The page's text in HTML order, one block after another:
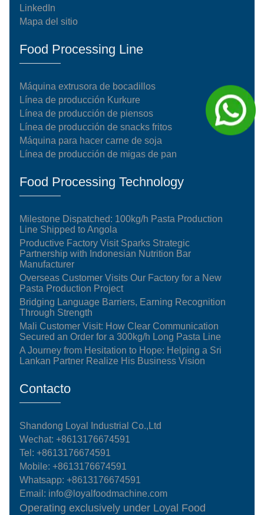
LinkedIn
Mapa del sitio
Food Processing Line
Máquina extrusora de bocadillos
Línea de producción Kurkure
Línea de producción de piensos
Línea de producción de snacks fritos
Máquina para hacer carne de soja
Línea de producción de migas de pan
Food Processing Technology
Milestone Dispatched: 100kg/h Pasta Production
Line Shipped to Angola
Productive Factory Visit Sparks Strategic
Partnership with Indonesian Nutrition Bar
Manufacturer
Overseas Customer Visits Our Factory for a New
Pasta Production Project
Bridging Language Barriers, Earning Recognition
Through Strength
Mali Customer Visit: How Clear Communication
Secured an Order for a 300kg/h Long Pasta Line
A Journey from Hesitation to Hope: Helping a Sri
Lankan Partner Realize His Business Vision
Contacto
Shandong Loyal Industrial Co.,Ltd
Wechat: +8613176674591
Tel:+8613176674591
Mobile:+8613176674591
Whatsapp:+8613176674591
Email: info@loyalfoodmachine.com
Operating exclusively under Loyal Food